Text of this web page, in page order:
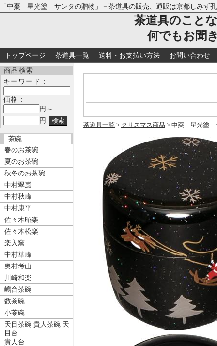
「中棗 星光塗 サンタの贈物」－茶道具の販売、通販は京都しみず
茶道具のこと
何でもお聞
トップページ 茶道具一覧 送料・お支払い方法 お問い合わせ
商品検索
キーワード：
価格：
円～
円
茶碗
春のお茶碗
夏のお茶碗
秋冬のお茶碗
中村翠嵐
中村秋峰
中村康平
佐々木昭楽
佐々木松楽
楽入窯
中村華峰
奥村考山
川崎和楽
嶋台茶碗
数茶碗
小茶碗
天目茶碗 貴人茶碗 天
目台
貴人台
茶道具一覧 > クリスマス商品 > 中棗 星光塗